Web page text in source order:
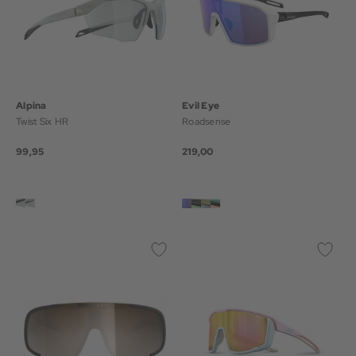
Alpina
Twist Six HR
99,95
Evil Eye
Roadsense
219,00